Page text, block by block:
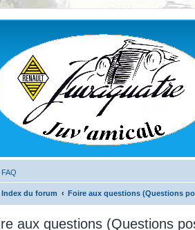
FAQ
Index du forum Foire aux questions (Questions
aux questions (Questions